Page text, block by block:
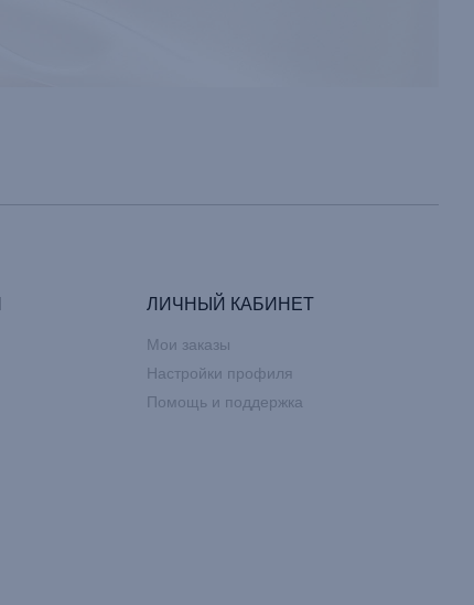
ЛИЧНЫЙ КАБИНЕТ
Мои заказы
Настройки профиля
Помощь и поддержка